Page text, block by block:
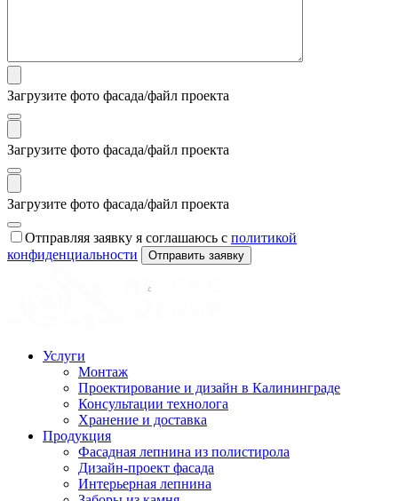
Загрузите фото фасада/файл проекта
Загрузите фото фасада/файл проекта
Загрузите фото фасада/файл проекта
Отправляя заявку я соглашаюсь с политикой
конфиденциальности
Отправить заявку
Услуги
Монтаж
Проектирование и дизайн в Калининграде
Консультации технолога
Хранение и доставка
Продукция
Фасадная лепнина из полистирола
Дизайн-проект фасада
Интерьерная лепнина